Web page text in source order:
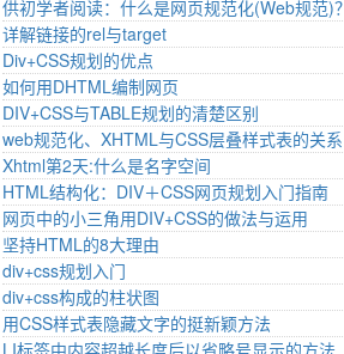
供初学者阅读：什么是网页规范化(Web规范)？
详解链接的rel与target
Div+CSS规划的优点
如何用DHTML编制网页
DIV+CSS与TABLE规划的清楚区别
web规范化、XHTML与CSS层叠样式表的关系
Xhtml第2天:什么是名字空间
HTML结构化：DIV＋CSS网页规划入门指南
网页中的小三角用DIV+CSS的做法与运用
坚持HTML的8大理由
div+css规划入门
div+css构成的柱状图
用CSS样式表隐藏文字的挺新颖方法
LI标签中内容超越长度后以省略号显示的方法